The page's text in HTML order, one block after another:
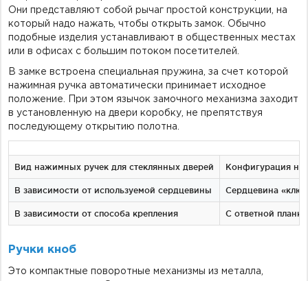
Они представляют собой рычаг простой конструкции, на
который надо нажать, чтобы открыть замок. Обычно
подобные изделия устанавливают в общественных местах
или в офисах с большим потоком посетителей.
В замке встроена специальная пружина, за счет которой
нажимная ручка автоматически принимает исходное
положение. При этом язычок замочного механизма заходит
в установленную на двери коробку, не препятствуя
последующему открытию полотна.
Вид нажимных ручек для стеклянных дверей Конфигурация
В зависимости от используемой сердцевины Сердцевина
В зависимости от способа крепления С ответной
Ручки кноб
Это компактные поворотные механизмы из металла,